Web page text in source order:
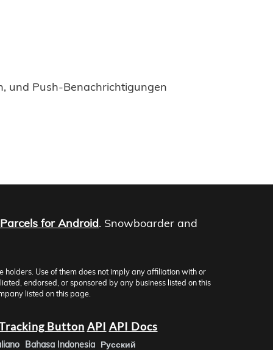
und Push-Benachrichtigungen
Parcels for Android. Snowboarder and
Use of them does not imply any affiliation with or
endorsed, or sponsored by any business listed on this
listed on this page.
Button API API Docs
Bahasa Indonesia Русский